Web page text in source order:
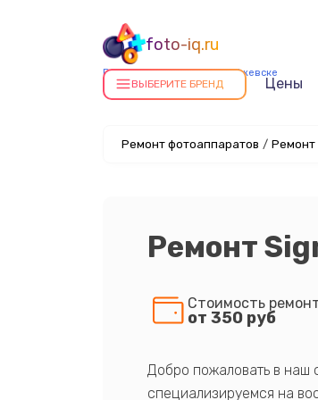
foto-iq.ru
Ремонт фотоаппаратов в Ижевске
ВЫБЕРИТЕ БРЕНД Цены
Ремонт фотоаппаратов / Ремонт
Ремонт
Стоимость
от 350 руб
Добро пожаловать в наш
специализируемся на